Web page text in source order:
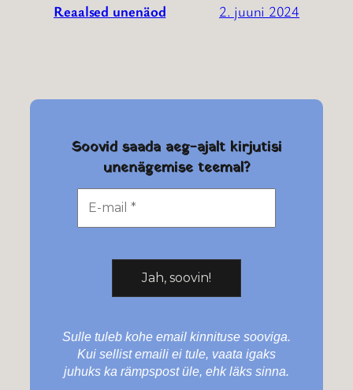
Reaalsed unenäod 2. juuni 2024
Soovid saada aeg-ajalt kirjutisi
unenägemise teemal?
Sulle tuleb kohe email kinnituse sooviga.
Kui sellist emaili ei tule, vaata igaks
juhuks ka rämpspost üle, ehk läks sinna.